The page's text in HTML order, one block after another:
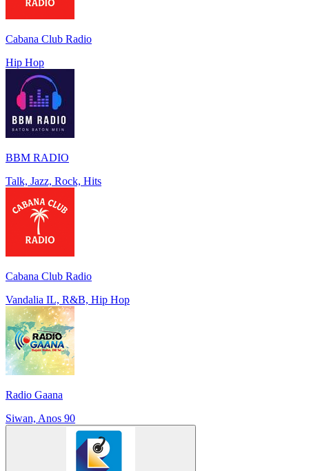
Cabana Club Radio
Hip Hop
BBM RADIO
Talk, Jazz, Rock, Hits
Cabana Club Radio
Vandalia IL, R&B, Hip Hop
Radio Gaana
Siwan, Anos 90